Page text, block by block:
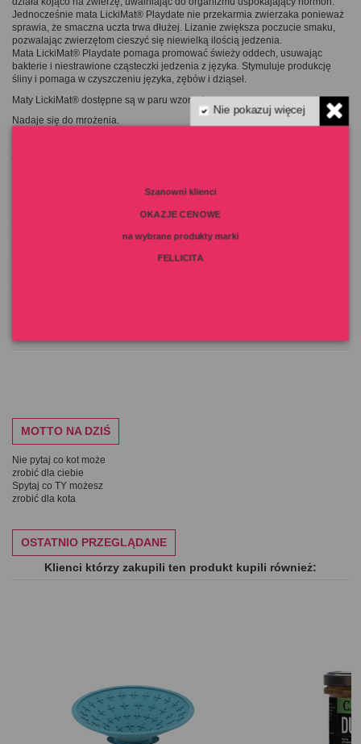
Jednocześnie mata LickiMat® Playdate nie przekarmia zwierzaka ponieważ
sprawia, że ​smaczna uczta trwa dłużej. Lizanie zwiększa poczucie smaku,
pozwalając zwierzętom cieszyć się niewielką ilością jedzenia.
Mata LickiMat® Playdate pomaga promować świeży oddech, usuwając
bakterie i niestrawione cząsteczki jedzenia z języka. Stymuluje produkcję
śliny i pomaga w czyszczeniu języka, zębów i dziąseł.
Maty LickiMat® dostępne są w paru wzorach.
Nadaje się do mrożenia.
kauczuk TPR o jakości spożywczej, bezpieczny dla ludzi i zwierząt,
nietoksyczny, wolny od BPA, nadający się do recyklingu.
MOTTO NA DZIŚ
Nie pytaj co kot może
zrobić dla ciebie
Spytaj co TY możesz
zrobić dla kota
OSTATNIO PRZEGLĄDANE
Klienci którzy zakupili ten produkt kupili również:
Nie pokazuj więcej
Szanowni klienci
OKAZJE CENOWE
na wybrane produkty marki
FELLICITA